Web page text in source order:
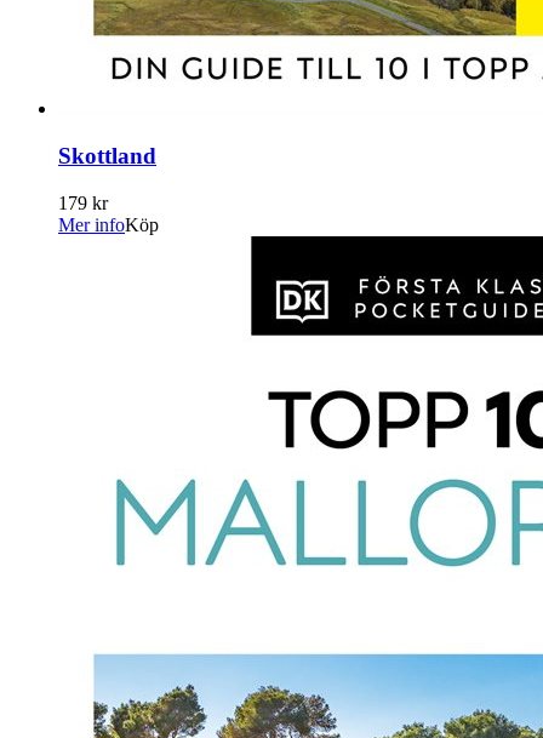
Skottland
179 kr
Mer infoKöp